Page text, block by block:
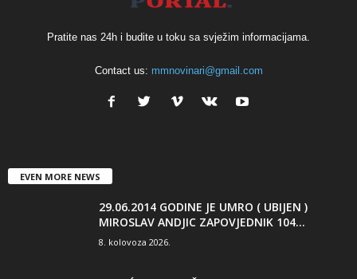
Pratite nas 24h i budite u toku sa svježim informacijama.
Contact us: mmnovinari@gmail.com
EVEN MORE NEWS
29.06.2014 GODINE JE UMRO ( UBIJEN )
MIROSLAV ANDJIC ZAPOVJEDNIK 104...
8. kolovoza 2026.